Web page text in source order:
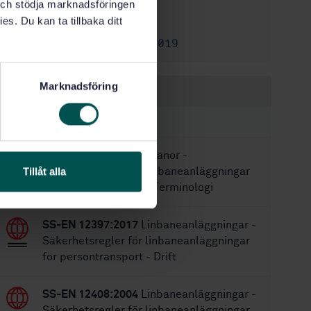
stödja marknadsföringen
Du kan ta tillbaka ditt
Marknadsföring
Tillåt alla
Fastställd:2004-11-26
Antal sidor:20
SS-EN 12927:2019
Inom samma område
STANDARDER
SS-EN 1907:2017Linbanor -
Säkerhetsregler för linbaneanläggningar
för persontransport - Terminologi
SS-EN 12397:2017 Linbaneanläggningar -
Säkerhetsregler för linbaneanläggningar
för persontransport - Drift
SS-EN 12408:2004 Linbaneanläggningar -